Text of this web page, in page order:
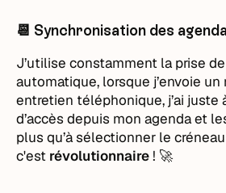
📆 Synchronisation des
J’utilise constamment la prise
automatique, lorsque j’envoie
entretien téléphonique, j’ai juste
d’accès depuis mon agenda et
plus qu’à sélectionner le
c'est révolutionnaire! 🚀